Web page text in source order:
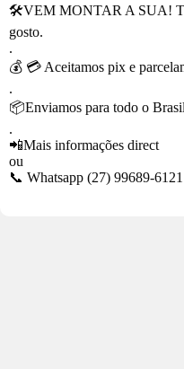
🛠VEM MONTAR A SUA!
gosto.
.
💰 💳 Aceitamos pix e
.
📦Enviamos para todo o
.
📲Mais informações direct
ou
📞 Whatsapp (27) 99689-6121